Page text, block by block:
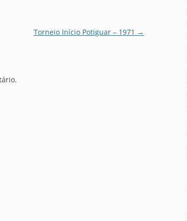
Torneio Início Potiguar – 1971 →